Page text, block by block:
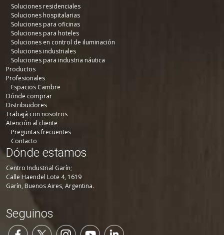
Soluciones residenciales
Soluciones hospitalarias
Soluciones para oficinas
Soluciones para hoteles
Soluciones en control de iluminación
Soluciones industriales
Soluciones para industria náutica
Productos
Profesionales
Espacios Cambre
Dónde comprar
Distribuidores
Trabajá con nosotros
Atención al cliente
Preguntas frecuentes
Contacto
Dónde estamos
Centro Industrial Garín;
Calle Haendel Lote 4, 1619
Garín, Buenos Aires, Argentina.
Seguinos